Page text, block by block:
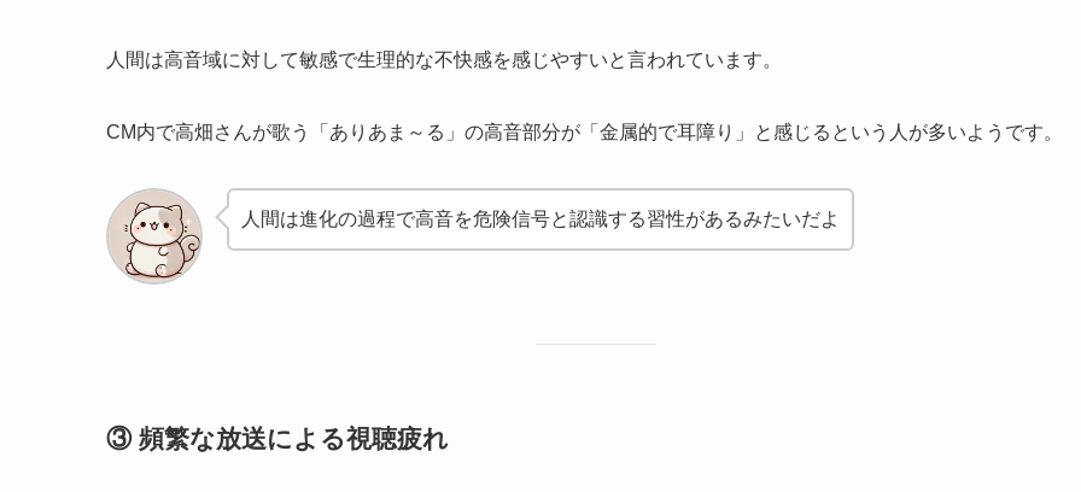
人間は高音域に対して敏感で生理的な不快感を感じやすいと言われています。
CM内で高畑さんが歌う「ありあま～る」の高音部分が「金属的で耳障り」と感じるという人が多いようです。
人間は進化の過程で高音を危険信号と認識する習性があるみたいだよ
③ 頻繁な放送による視聴疲れ